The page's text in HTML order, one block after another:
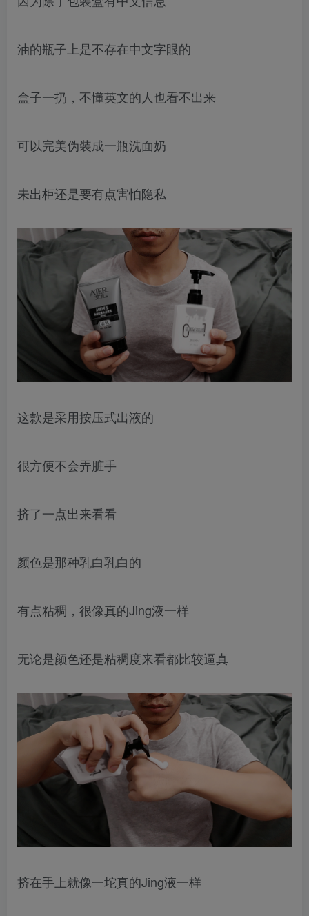
油的瓶子上是不存在中文字眼的
盒子一扔，不懂英文的人也看不出来
可以完美伪装成一瓶洗面奶
未出柜还是要有点害怕隐私
这款是采用按压式出液的
很方便不会弄脏手
挤了一点出来看看
颜色是那种乳白乳白的
有点粘稠，很像真的Jing液一样
无论是颜色还是粘稠度来看都比较逼真
挤在手上就像一坨真的Jing液一样